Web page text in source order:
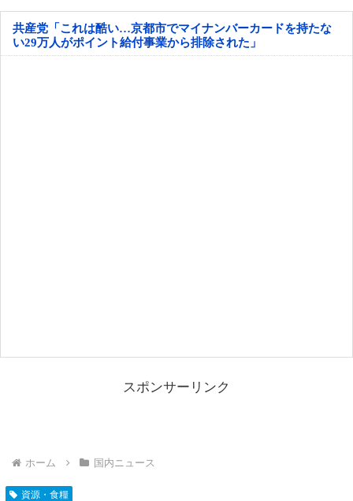
共産党「これは酷い…京都市でマイナンバーカードを持たな
い29万人がポイント給付事業から排除された」
スポンサーリンク
ホーム 国内ニュース
資源・食糧